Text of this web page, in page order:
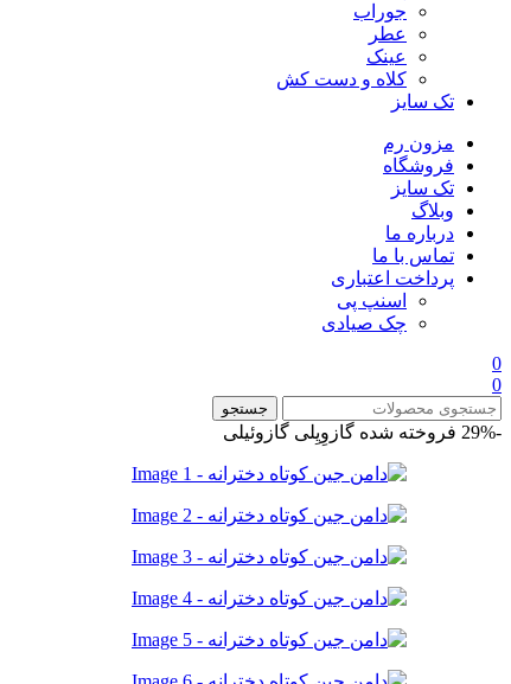
جوراب
عطر
عینک
کلاه و دست کش
تک سایز
مزون رم
فروشگاه
تک سایز
وبلاگ
درباره ما
تماس با ما
پرداخت اعتباری
اسنپ پی
چک صیادی
0
0
جستجو
-29% فروخته شده گازوِیِلی گازوئیلی